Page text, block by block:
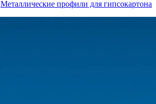
Металлические профили для гипсокартона